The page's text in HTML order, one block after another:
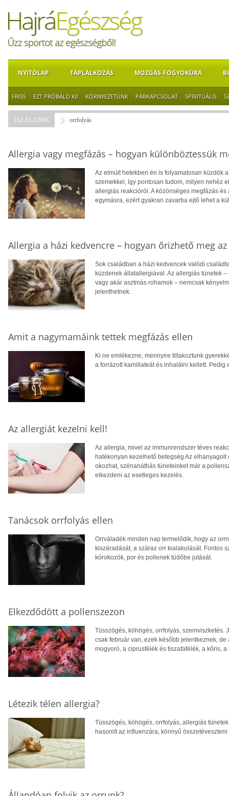
NYITÓLAP TÁPLÁLKOZÁS MOZGÁS-FOGYÓKÚRA
FRISS EZT PRÓBÁLD KI! KÖRNYEZETÜNK PÁRKAPCSOLAT SPIRITUÁLIS
TALÁLATOK orrfolyás
Allergia vagy megfázás – hogyan különböztessük
Az elmúlt hetekben én is folyamatosan küzdök
szemekkel, így pontosan tudom, milyen nehéz
allergiás reakcióról. A közönséges megfázás
egymásra, ezért gyakran zavarba ejtő lehet a
Allergia a házi kedvencre – hogyan őrizhető meg
Sok családban a házi kedvencek valódi
küzdenek állatallergiával. Az allergiás tünetek
vagy akár asztmás rohamok – nemcsak
jelenthetnek.
Amit a nagymamáink tettek megfázás ellen
Ki ne emlékezne, mennyire tiltakoztunk
a forrázott kamillateát és inhalálni kellett.
Az allergiát kezelni kell!
Az allergia, mivel az immunrendszer téves
hatékonyan kezelhető betegség Az
okozhat, szénanáthás tüneteinket már a
elkezdeni az esetleges kezelés.
Tanácsok orrfolyás ellen
Orrváladék minden nap termelődik, hogy az
kiszáradását, a száraz orr kialakulását. Fontos
kórokozók, por és pollenek tüdőbe jutását.
Elkezdődött a pollenszezon
Tüsszögés, köhögés, orrfolyás,
csak február van, ezek később jelentkeznek,
mogyoró, a ciprusfélék és tiszafafélék, a kőris,
Létezik télen allergia?
Tüsszögés, köhögés, orrfolyás, allergiás
hasonlít az influenzára, könnyű